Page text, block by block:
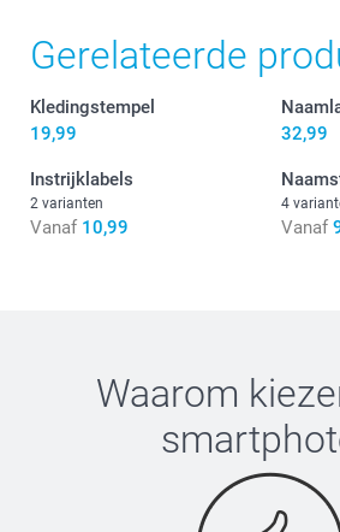
Stickers
Zet je strijkijzer op de hoogste
Plaats het label met de tekst naar
Leg het transferpapier
Druk het ijzer stevig voor 5-10
Gerelateerde
Kledingstempel
19,99
32,99
Instrijklabels
2 varianten
Vanaf 10,99
4
Vanaf
Waarom